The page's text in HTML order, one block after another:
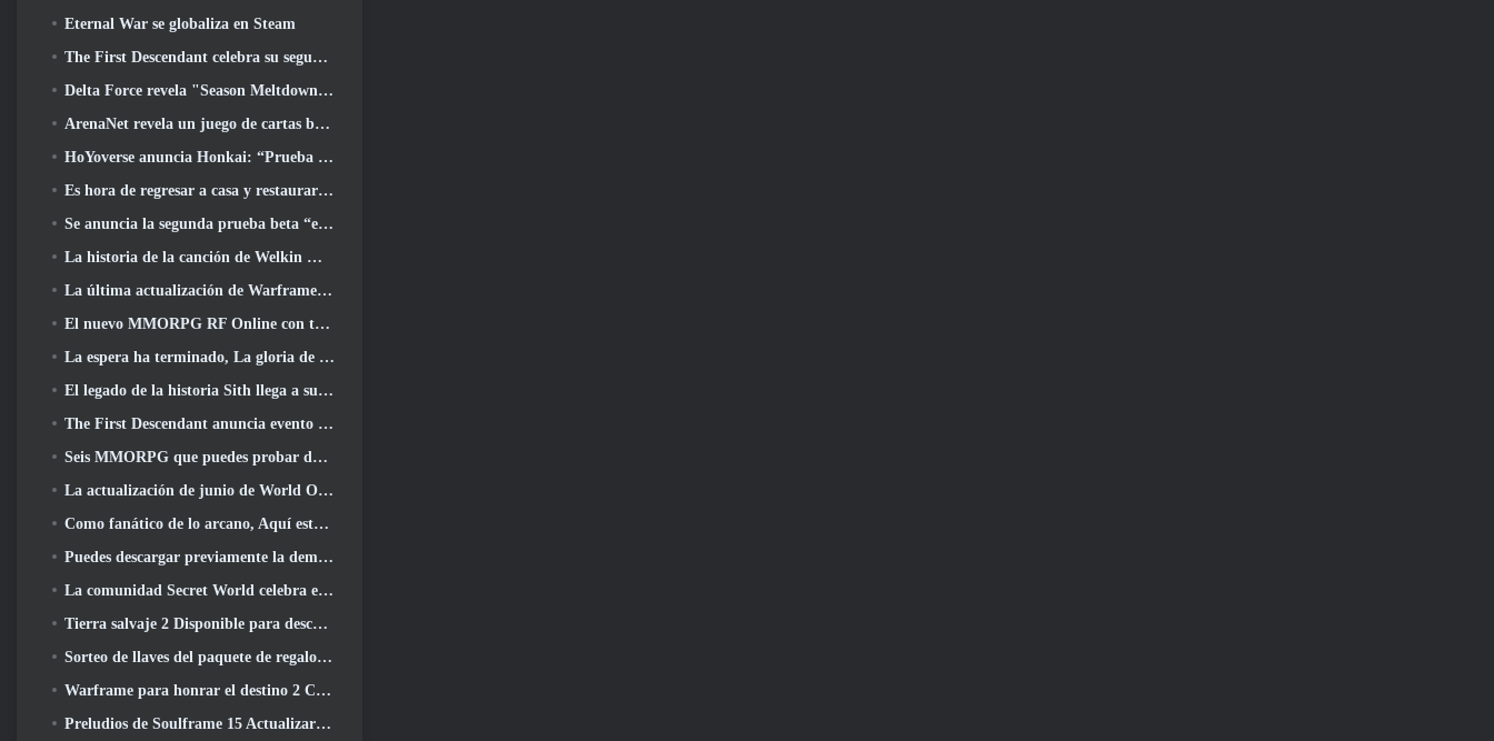
Eternal War se globaliza en Steam
The First Descendant celebra su segundo aniversario con Descendant Fest 2026 Arroyo
Delta Force revela "Season Meltdown", Anuncia la colaboración de Rainbow Six Siege
ArenaNet revela un juego de cartas basado en Guild Wars, Atado a la niebla
HoYoverse anuncia Honkai: “Prueba de evolución” del anime Nexus
Es hora de regresar a casa y restaurar el dichoso retiro donde se encuentran los vientos
Se anuncia la segunda prueba beta “exclusiva” para los tomadores de tiempo del shooter de supervivencia en equipo
La historia de la canción de Welkin Moon de Genshin Impact llega y termina.. en la luna
La última actualización de Warframe celebra a todos los papás espaciales
El nuevo MMORPG RF Online con temática mecánica de Netmarble se lanza a nivel mundial
La espera ha terminado, La gloria de los derrotados ha regresado
El legado de la historia Sith llega a su conclusión hoy en la última actualización de SWTOR
The First Descendant anuncia evento de colaboración EVANGELION
Seis MMORPG que puedes probar durante Steam Next Fest
La actualización de junio de World Of Warships celebra el Día de la Independencia de EE. UU. con una nueva campaña narrativa
Como fanático de lo arcano, Aquí está 5 Cosas que quiero ver del MMO de Riot
Puedes descargar previamente la demostración de Steam Next Fest de Embers Of The Uncrowned Tomorrow
La comunidad Secret World celebra el 14º aniversario con un misterio que deberán resolver juntos
Tierra salvaje 2 Disponible para descargar gratis (y mantener) Por tiempo limitado
Sorteo de llaves del paquete de regalo Crystal Saga Nova
Warframe para honrar el destino 2 Con título y actividad especial en el juego
Preludios de Soulframe 15 Actualizar botín y pesca